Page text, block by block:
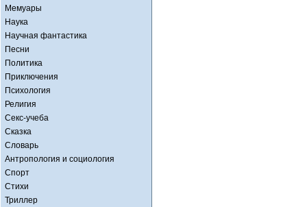
Мемуары
Наука
Научная фантастика
Песни
Политика
Приключения
Психология
Религия
Секс-учеба
Сказка
Словарь
Антропология и социология
Спорт
Стихи
Триллер